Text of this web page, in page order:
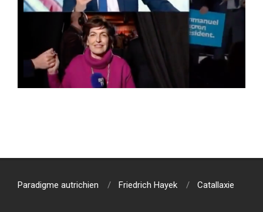
07-
Paradigme autrichien
Friedrich Hayek Catallaxie